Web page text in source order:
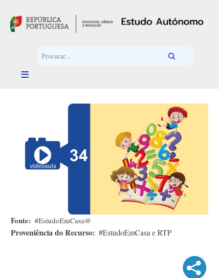
Fonte #EstudoEmCasa@
Proveniência do Recurso #EstudoEmCasa e RTP